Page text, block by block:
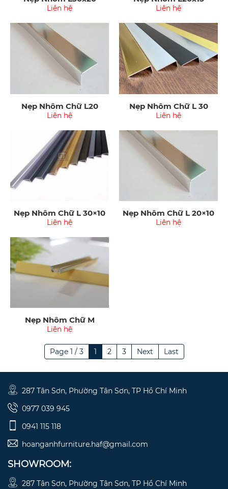
Liên hệ Liên hệ
Nẹp Nhôm Chữ L20
Liên hệ
Nẹp Nhôm Chữ L 30
Liên hệ
Nẹp Nhôm Chữ L 30×10
Liên hệ
Nẹp Nhôm Chữ L 20×10
Liên hệ
Nẹp Nhôm Chữ M
Liên hệ
Page 1 / 3 1 2 3 Next Last
287 Tân Sơn, Phường Tân Sơn, TP Hồ Chí Minh
0977 039 945
0941 115 118
hoanganhfurniture.haf@gmail.com
SHOWROOM:
287 Tân Sơn, Phường Tân Sơn, TP Hồ Chí Minh